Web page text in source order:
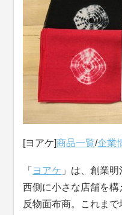
[ヨアケ]商品一覧/企業
「 ヨアケ 」は、創業
西側に小さな店舗を
反物面布商。これま